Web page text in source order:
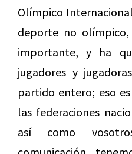
Olímpico
deporte no
importante, y ha
jugadores y
partido entero; eso
las federaciones
así como